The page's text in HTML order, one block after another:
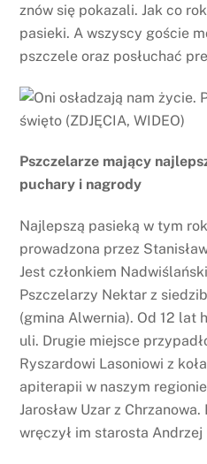
znów się pokazali. Jak co
pasieki. A wszyscy goście
pszczele oraz posłuchać
Pszczelarze mający
puchary i nagrody
Najlepszą pasieką w tym
prowadzona przez
Jest członkiem
Pszczelarzy Nektar z
(gmina Alwernia). Od 12 lat
uli. Drugie miejsce
Ryszardowi Lasoniowi z
apiterapii w naszym
Jarosław Uzar z
wręczył im starosta Andrzej